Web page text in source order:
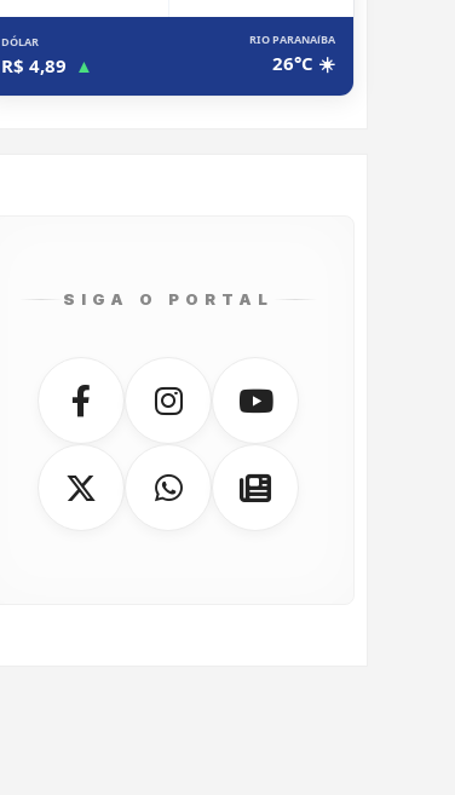
DÓLAR
R$ 4,89 ▲
RIO PARANAíBA
26°C ☀️
SIGA O PORTAL